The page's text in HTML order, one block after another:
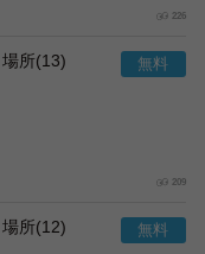
226
所(13)
209
所(12)